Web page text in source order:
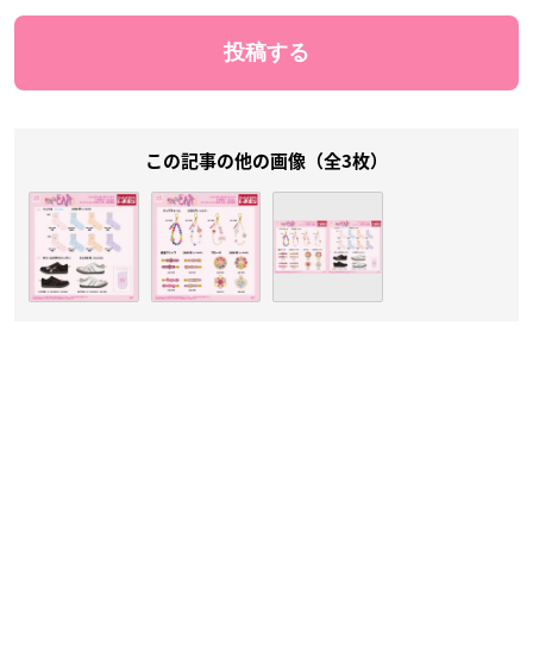
この記事の他の画像（全3枚）